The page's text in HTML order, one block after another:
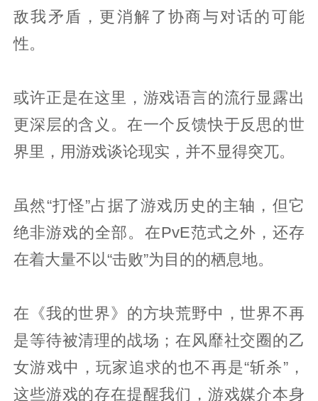
敌我矛盾，更消解了协商与对话的可能
性。
或许正是在这里，游戏语言的流行显露出
更深层的含义。在一个反馈快于反思的世
界里，用游戏谈论现实，并不显得突兀。
虽然“打怪”占据了游戏历史的主轴，但它
绝非游戏的全部。在PvE范式之外，还存
在着大量不以“击败”为目的的栖息地。
在《我的世界》的方块荒野中，世界不再
是等待被清理的战场；在风靡社交圈的乙
女游戏中，玩家追求的也不再是“斩杀”，
这些游戏的存在提醒我们，游戏媒介本身